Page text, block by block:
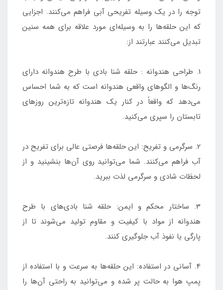
توجه را در یک وسیله تفریحی آبی فراهم می‌کنند. اجزایی
که این حلقه‌ها را به وسیله‌ای مورد علاقه برای همه سنین
تبدیل می‌کنند عبارتند از:
1. طراحی هندوانه : حلقه شنا بادی با طرح هندوانه دارای
رنگ‌ها و الگوهای واقعی هندوانه است که به شما احساس
می‌دهد که واقعاً در کنار یک هندوانه تازه‌ترین روزهای
تابستان را سپری می‌کنید.
2. سرگرمی و تفریح: این حلقه‌ها فرصتی عالی برای تفریح در
آب فراهم می‌کنند. شما می‌توانید روی آن‌ها بنشینید و از
لحظات شادی و سرگرمی لذت ببرید.
3. ساختار محکم و ایمن: حلقه شنا بادی‌های با طرح
هندوانه از مواد با کیفیت و مقاوم تولید می‌شوند تا از
پارگی یا نفوذ آب جلوگیری کنند.
4. آسانی در استفاده: این حلقه‌ها به سرعت و با استفاده از
پمپ هوا به حالت پر شده و می‌توانید به راحتی آن‌ها را